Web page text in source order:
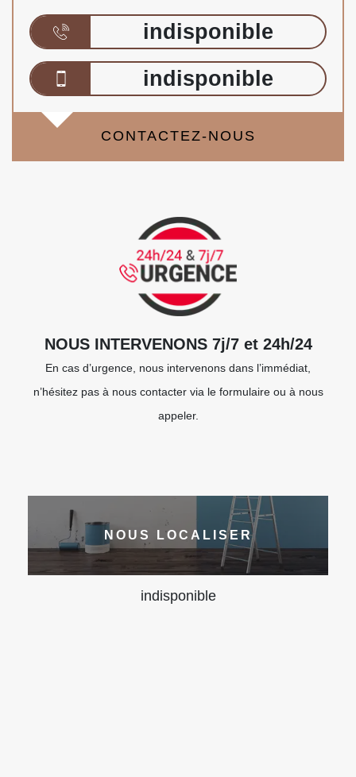
indisponible
indisponible
CONTACTEZ-NOUS
NOUS INTERVENONS 7j/7 et 24h/24
En cas d’urgence, nous intervenons dans l’immédiat,
n’hésitez pas à nous contacter via le formulaire ou à nous
appeler.
NOUS LOCALISER
indisponible